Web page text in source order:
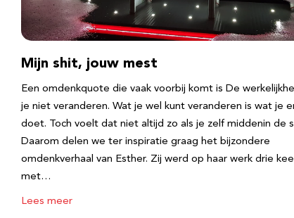
Mijn shit, jouw mest
Een omdenkquote die vaak voorbij komt is De
je niet veranderen. Wat je wel kunt veranderen is wat je
doet. Toch voelt dat niet altijd zo als je zelf middenin de
Daarom delen we ter inspiratie graag het bijzondere
omdenkverhaal van Esther. Zij werd op haar werk drie
met…
Lees meer